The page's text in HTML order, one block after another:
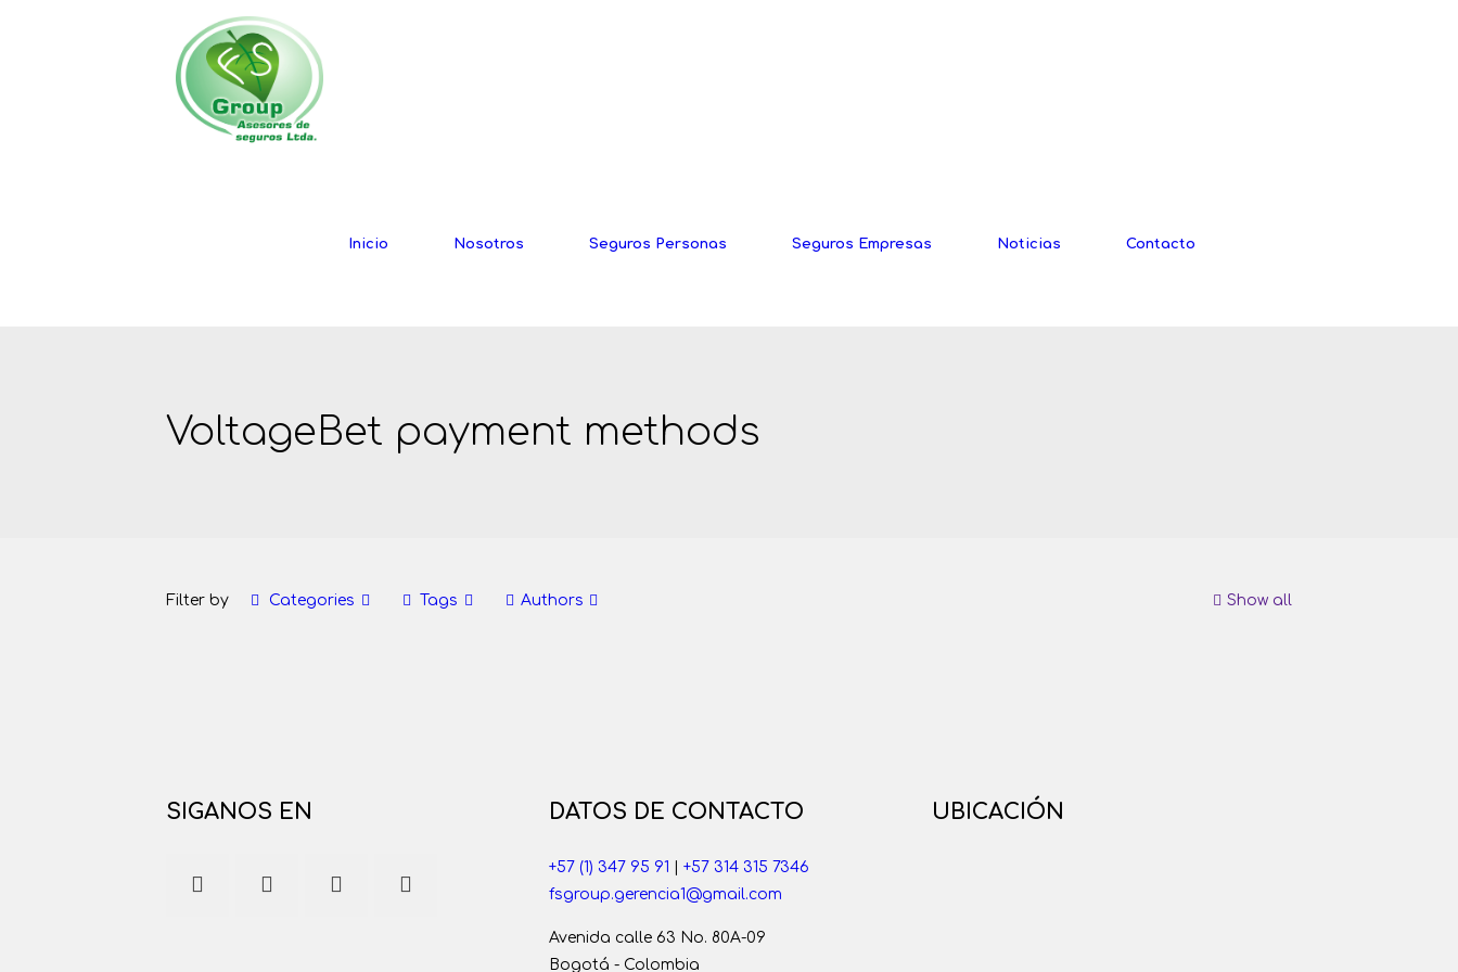
Inicio Nosotros Seguros Personas Seguros Empresas Noticias Contacto
VoltageBet payment methods
Filter by Categories Tags Authors Show all
SIGANOS EN DATOS DE CONTACTO
+57 (1) 347 95 91
+57 314 315 7346
fsgroup.gerencia1@gmail.com
Avenida calle 63 No. 80A-09
Bogotá - Colombia
UBICACIÓN